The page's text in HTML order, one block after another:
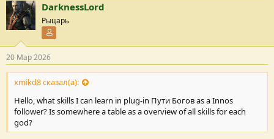
DarknessLord
Рыцарь
20 Мар 2026
xmikd8 сказал(а):
Hello, what skills I can learn in plug-in Пути Богов as a Innos
follower? Is somewhere a table as a overview of all skills for each
god?